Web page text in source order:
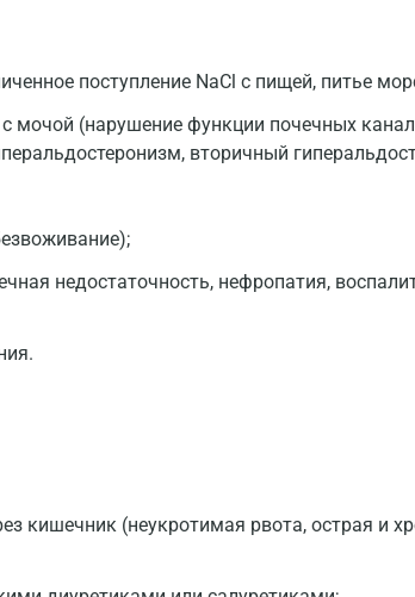
поступление NaCl с пищей, питье
мочой (нарушение функции почечных
вторичный
недостаточность, нефропатия,
кишечник (неукротимая рвота, острая и
Долгопрудный
Домодедово
Екатеринбург
Йошкар-Ола
Калининград